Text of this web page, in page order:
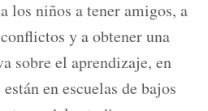
los niños a tener amigos, a
y a obtener una
sobre el aprendizaje, en
en escuelas de bajos